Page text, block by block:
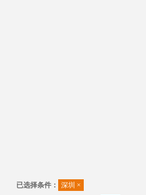
已选择条件： 深圳 ×